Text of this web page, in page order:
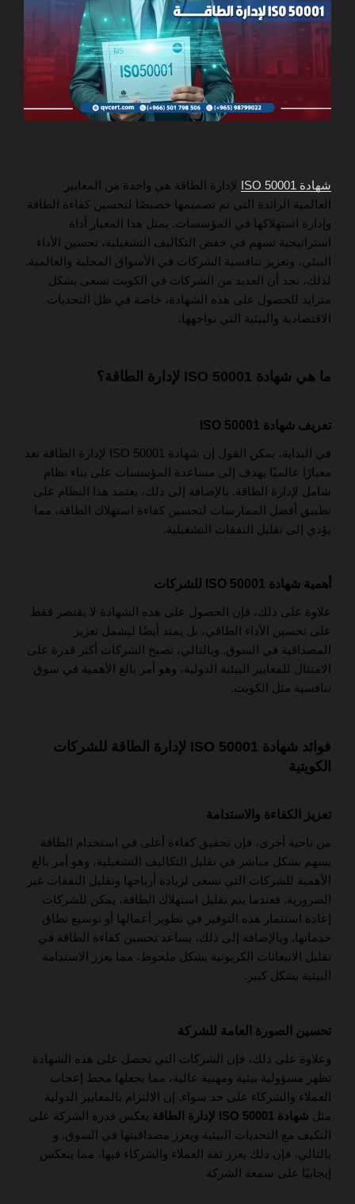
شهادة ISO 50001
لإدارة الطاقة هي واحدة من المعايير
العالمية الرائدة التي تم تصميمها خصيصًا لتحسين كفاءة الطاقة
وإدارة استهلاكها في المؤسسات. يمثل هذا المعيار أداة
استراتيجية تسهم في خفض التكاليف التشغيلية، تحسين الأداء
البيئي، وتعزيز تنافسية الشركات في الأسواق المحلية والعالمية.
لذلك، نجد أن العديد من الشركات في الكويت تسعى بشكل
متزايد للحصول على هذه الشهادة، خاصة في ظل التحديات
الاقتصادية والبيئية التي تواجهها.
ما هي شهادة ISO 50001 لإدارة الطاقة؟
تعريف شهادة ISO 50001
في البداية، يمكن القول إن شهادة ISO 50001 لإدارة الطاقة تعد
معيارًا عالميًا يهدف إلى مساعدة المؤسسات على بناء نظام
شامل لإدارة الطاقة. بالإضافة إلى ذلك، يعتمد هذا النظام على
تطبيق أفضل الممارسات لتحسين كفاءة استهلاك الطاقة، مما
يؤدي إلى تقليل النفقات التشغيلية.
أهمية شهادة ISO 50001 للشركات
علاوة على ذلك، فإن الحصول على هذه الشهادة لا يقتصر فقط
على تحسين الأداء الطاقي، بل يمتد أيضًا ليشمل تعزيز
المصداقية في السوق. وبالتالي، تصبح الشركات أكثر قدرة على
الامتثال للمعايير البيئية الدولية، وهو أمر بالغ الأهمية في سوق
تنافسية مثل الكويت.
فوائد شهادة ISO 50001 لإدارة الطاقة للشركات
الكويتية
تعزيز الكفاءة والاستدامة
من ناحية أخرى، فإن تحقيق كفاءة أعلى في استخدام الطاقة
يسهم بشكل مباشر في تقليل التكاليف التشغيلية، وهو أمر بالغ
الأهمية للشركات التي تسعى لزيادة أرباحها وتقليل النفقات غير
الضرورية. فعندما يتم تقليل استهلاك الطاقة، يمكن للشركات
إعادة استثمار هذه التوفير في تطوير أعمالها أو توسيع نطاق
خدماتها. وبالإضافة إلى ذلك، يساعد تحسين كفاءة الطاقة في
تقليل الانبعاثات الكربونية بشكل ملحوظ، مما يعزز الاستدامة
البيئية بشكل كبير.
تحسين الصورة العامة للشركة
وعلاوة على ذلك، فإن الشركات التي تحصل على هذه الشهادة
تظهر مسؤولية بيئية ومهنية عالية، مما يجعلها محط إعجاب
العملاء والشركاء على حد سواء. إن الالتزام بالمعايير الدولية
مثل شهادة ISO 50001 لإدارة الطاقة
يعكس قدرة الشركة على
التكيف مع التحديات البيئية ويعزز مصداقيتها في السوق. و
بالتالي، فإن ذلك يعزز ثقة العملاء والشركاء فيها، مما ينعكس
إيجابيًا على سمعة الشركة